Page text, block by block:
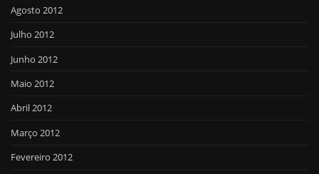
Agosto 2012
Julho 2012
Junho 2012
Maio 2012
Abril 2012
Março 2012
Fevereiro 2012